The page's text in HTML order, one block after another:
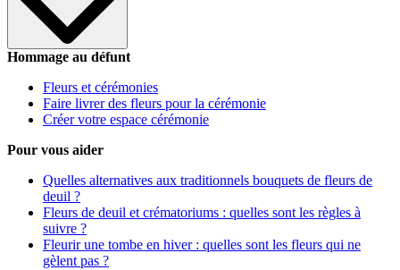
Hommage au défunt
Fleurs et cérémonies
Faire livrer des fleurs pour la cérémonie
Créer votre espace cérémonie
Pour vous aider
Quelles alternatives aux traditionnels bouquets de fleurs de
deuil ?
Fleurs de deuil et crématoriums : quelles sont les règles à
suivre ?
Fleurir une tombe en hiver : quelles sont les fleurs qui ne
gèlent pas ?